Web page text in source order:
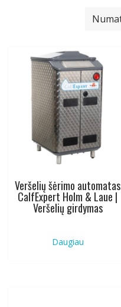
Veršelių šėrimo automatas
CalfExpert Holm & Laue |
Veršelių girdymas
Daugiau